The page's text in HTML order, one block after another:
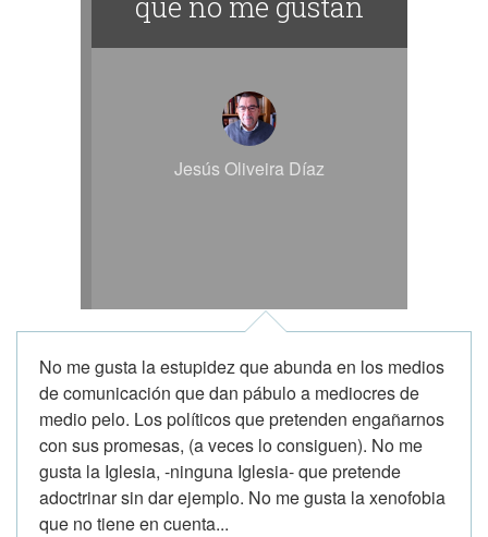
Jesús Oliveira Díaz
No me gusta la estupidez que abunda en los medios
de comunicación que dan pábulo a mediocres de
medio pelo. Los políticos que pretenden engañarnos
con sus promesas, (a veces lo consiguen). No me
gusta la Iglesia, -ninguna Iglesia- que pretende
adoctrinar sin dar ejemplo. No me gusta la xenofobia
que no tiene en cuenta...